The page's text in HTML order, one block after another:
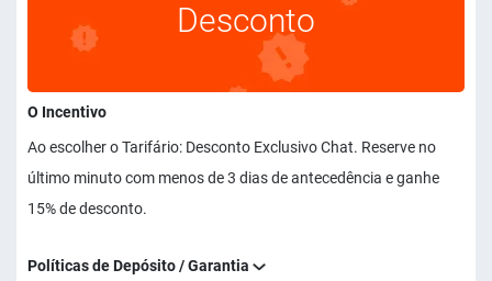
Desconto
O Incentivo
Ao escolher o Tarifário: Desconto Exclusivo Chat. Reserve no
último minuto com menos de 3 dias de antecedência e ganhe
15% de desconto.
Políticas de Depósito / Garantia